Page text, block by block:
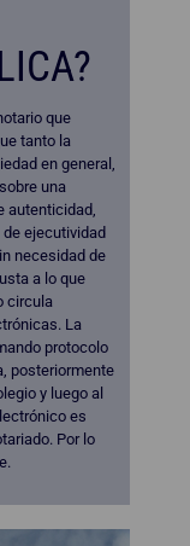
que
tanto la
en general,
una
autenticidad,
de ejecutividad
necesidad de
a lo que
circula
La
protocolo
posteriormente
y luego al
es
Por lo